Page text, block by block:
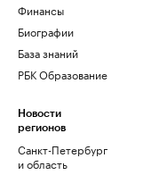
Финансы
Биографии
База знаний
РБК Образование
Новости
регионов
Санкт-Петербург
и область